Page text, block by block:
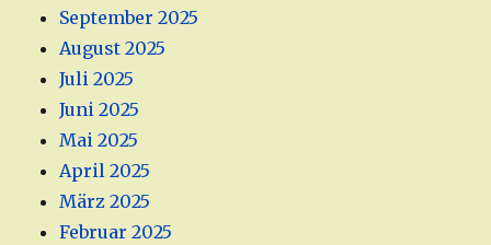
September 2025
August 2025
Juli 2025
Juni 2025
Mai 2025
April 2025
März 2025
Februar 2025